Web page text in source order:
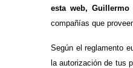
esta web,
compañías que
Según el reglamento
la autorización de tus